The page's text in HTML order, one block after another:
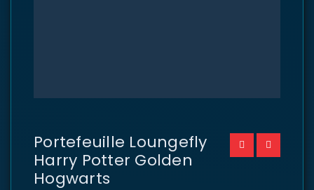
Portefeuille Loungefly
Harry Potter Golden
Hogwarts